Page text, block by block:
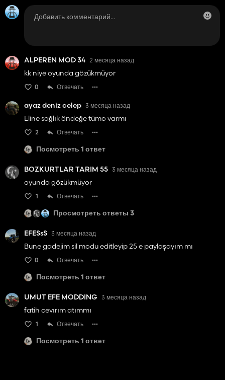
ALPEREN MOD 34 2 месяца назад
kk niye oyunda gözükmüyor
0 Отвечать
ayaz deniz celep 3 месяца назад
Eline sağlık öndeğe tümo varmı
2 Отвечать
Посмотреть 1 ответ
BOZKURTLAR TARIM 55 3 месяца назад
oyunda gözükmüyor
1 Отвечать
Просмотреть ответы 3
EFESsS 3 месяца назад
Bune gadejim sil modu editleyip 25 e paylaşayım mı
0 Отвечать
Посмотреть 1 ответ
UMUT EFE MODDING 3 месяца назад
fatih cevırım atımmı
1 Отвечать
Посмотреть 1 ответ